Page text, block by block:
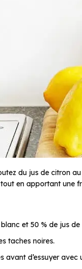
du jus de citron
en apportant une
et 50 % de jus de
taches noires.
avant d’essuyer avec